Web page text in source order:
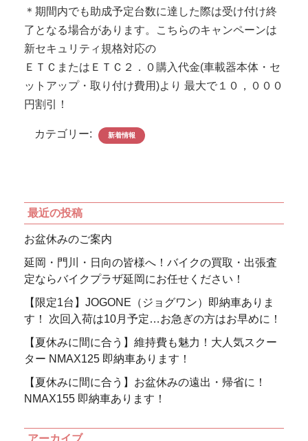
＊期間内でも助成予定台数に達した際は受け付け終
了となる場合があります。こちらのキャンペーンは
新セキュリティ規格対応の
ＥＴＣまたはＥＴＣ２．０購入代金(車載器本体・セ
ットアップ・取り付け費用)より 最大で１０，０００
円割引！
カテゴリー: 新着情報
最近の投稿
お盆休みのご案内
延岡・門川・日向の皆様へ！バイクの買取・出張査
定ならバイクプラザ延岡にお任せください！
【限定1台】JOGONE（ジョグワン）即納車ありま
す！ 次回入荷は10月予定…お急ぎの方はお早めに！
【夏休みに間に合う】維持費も魅力！大人気スクー
ター NMAX125 即納車あります！
【夏休みに間に合う】お盆休みの遠出・帰省に！
NMAX155 即納車あります！